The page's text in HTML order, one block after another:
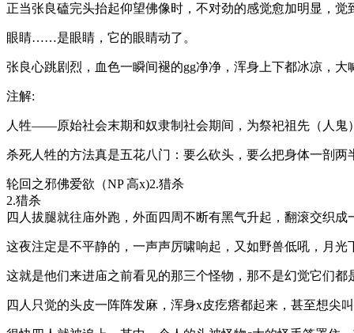
正当张良磕完头抬起仰望佛像时，不对劲的感觉愈加明显，
眼睛……是眼睛，它的眼睛动了。
张良心跳剧烈，血色一瞬间褪的gg净净，浑身上下都冰凉，大
注解:
人牲——原始社会末期和奴隶制社会期间，为祭祀祖先（人鬼
杀死人牲的方法真是五花八门：要么砍头，要么把身体一剖
轮回之邪佛爱欲（NP 高x)2.猎杀
2.猎杀
四人拔腿就往庙外跑，外面四周不断有黑气升起，翻滚交织
这夜注定是不平静的，一声声厉啸响起，又如野兽低吼，月
这就是他们来进庙之前看见的那三个怪物，那不是幻觉它们
四人只觉的头皮一阵阵发麻，浑身x皮疙瘩都起来，甚至想尖